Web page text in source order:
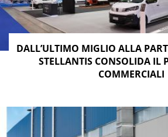
DALL’ULTIMO MIGLIO ALLA
STELLANTIS CONSOLIDA IL
COMMERCIALI